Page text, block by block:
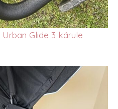
Urban Glide 3 kärule